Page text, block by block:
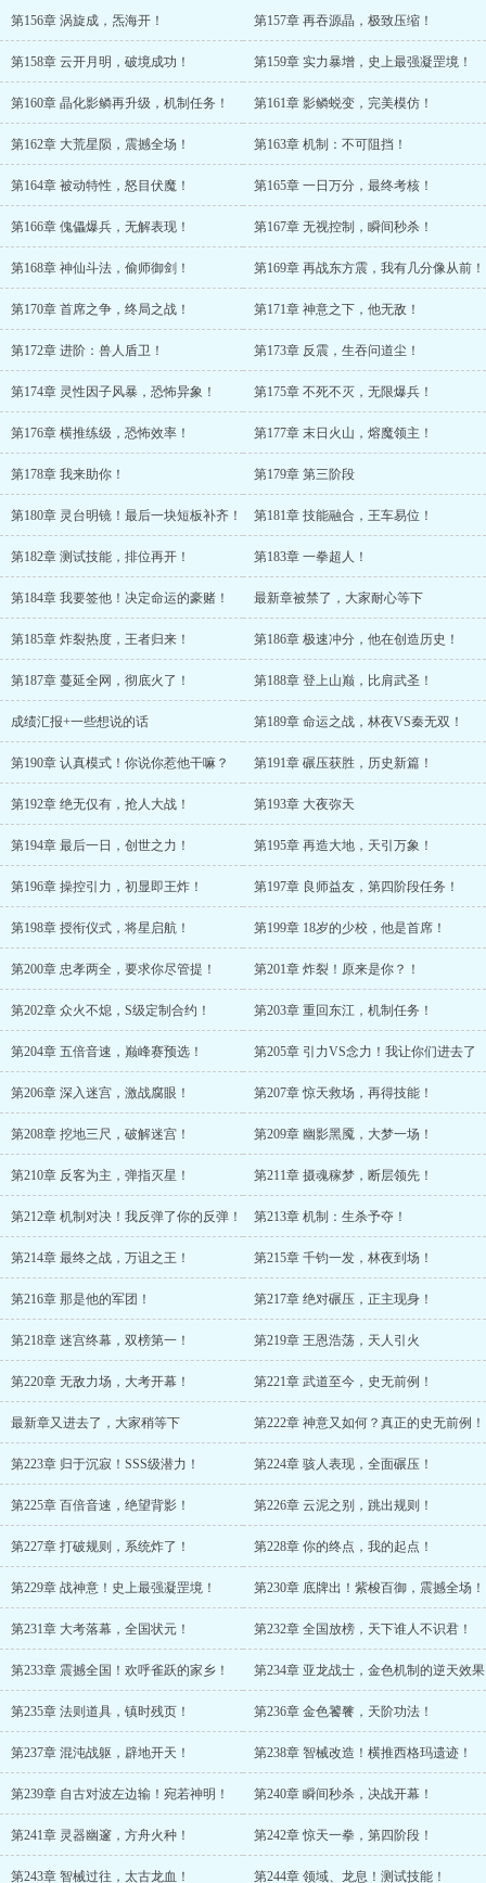
第156章 涡旋成，炁海开！ 第157章 再吞源晶，极致压缩！
第158章 云开月明，破境成功！ 第159章 实力暴增，史上最强凝罡境！
第160章 晶化影鳞再升级，机制任务！ 第161章 影鳞蜕变，完美模仿！
第162章 大荒星陨，震撼全场！ 第163章 机制：不可阻挡！
第164章 被动特性，怒目伏魔！ 第165章 一日万分，最终考核！
第166章 傀儡爆兵，无解表现！ 第167章 无视控制，瞬间秒杀！
第168章 神仙斗法，偷师御剑！ 第169章 再战东方震，我有几分像从前！
第170章 首席之争，终局之战！ 第171章 神意之下，他无敌！
第172章 进阶：兽人盾卫！ 第173章 反震，生吞问道尘！
第174章 灵性因子风暴，恐怖异象！ 第175章 不死不灭，无限爆兵！
第176章 横推练级，恐怖效率！ 第177章 末日火山，熔魔领主！
第178章 我来助你！ 第179章 第三阶段
第180章 灵台明镜！最后一块短板补齐！ 第181章 技能融合，王车易位！
第182章 测试技能，排位再开！ 第183章 一拳超人！
第184章 我要签他！决定命运的豪赌！ 最新章被禁了，大家耐心等下
第185章 炸裂热度，王者归来！ 第186章 极速冲分，他在创造历史！
第187章 蔓延全网，彻底火了！ 第188章 登上山巅，比肩武圣！
成绩汇报+一些想说的话 第189章 命运之战，林夜VS秦无双！
第190章 认真模式！你说你惹他干嘛？ 第191章 碾压获胜，历史新篇！
第192章 绝无仅有，抢人大战！ 第193章 大夜弥天
第194章 最后一日，创世之力！ 第195章 再造大地，天引万象！
第196章 操控引力，初显即王炸！ 第197章 良师益友，第四阶段任务！
第198章 授衔仪式，将星启航！ 第199章 18岁的少校，他是首席！
第200章 忠孝两全，要求你尽管提！ 第201章 炸裂！原来是你？！
第202章 众火不熄，S级定制合约！ 第203章 重回东江，机制任务！
第204章 五倍音速，巅峰赛预选！ 第205章 引力VS念力！我让你们进去了
第206章 深入迷宫，激战腐眼！ 第207章 惊天救场，再得技能！
第208章 挖地三尺，破解迷宫！ 第209章 幽影黑魇，大梦一场！
第210章 反客为主，弹指灭星！ 第211章 摄魂稼梦，断层领先！
第212章 机制对决！我反弹了你的反弹！ 第213章 机制：生杀予夺！
第214章 最终之战，万诅之王！ 第215章 千钧一发，林夜到场！
第216章 那是他的军团！ 第217章 绝对碾压，正主现身！
第218章 迷宫终幕，双榜第一！ 第219章 王恩浩荡，天人引火
第220章 无敌力场，大考开幕！ 第221章 武道至今，史无前例！
最新章又进去了，大家稍等下 第222章 神意又如何？真正的史无前例！
第223章 归于沉寂！SSS级潜力！ 第224章 骇人表现，全面碾压！
第225章 百倍音速，绝望背影！ 第226章 云泥之别，跳出规则！
第227章 打破规则，系统炸了！ 第228章 你的终点，我的起点！
第229章 战神意！史上最强凝罡境！ 第230章 底牌出！紫梭百御，震撼全场！
第231章 大考落幕，全国状元！ 第232章 全国放榜，天下谁人不识君！
第233章 震撼全国！欢呼雀跃的家乡！ 第234章 亚龙战士，金色机制的逆天效果
第235章 法则道具，镇时残页！ 第236章 金色饕餮，天阶功法！
第237章 混沌战躯，辟地开天！ 第238章 智械改造！横推西格玛遗迹！
第239章 自古对波左边输！宛若神明！ 第240章 瞬间秒杀，决战开幕！
第241章 灵器幽邃，方舟火种！ 第242章 惊天一拳，第四阶段！
第243章 智械过往，太古龙血！ 第244章 领域、龙息！测试技能！